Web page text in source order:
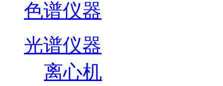
色谱仪器
光谱仪器
离心机